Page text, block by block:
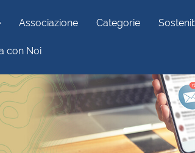
Associazione Categorie
con Noi